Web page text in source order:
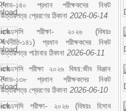
কোড-১৪০ প্রধান পরীক্ষকদের নিকট
উত্তরপত্র প্রেরণের ঠিকানা 2026-06-14
এসএসসি পরীক্ষা- ২০২৬ (বিষয়ঃ
অর্থনীতি-১৪১) প্রধান পরীক্ষকদের নিকট
উত্তরপত্র পাঠাবার ঠিকানা 2026-06-11
এসএসসি পরীক্ষা ২০২৬ বিষয়:জীব বিঞ্জান
কোড-১৩৮ প্রধান পরীক্ষকদের নিকট
উত্তরপত্র প্রেরণের ঠিকানা 2026-06-10
এসএসসি পরীক্ষা- ২০২৬ (বিষয়ঃ হিসাব